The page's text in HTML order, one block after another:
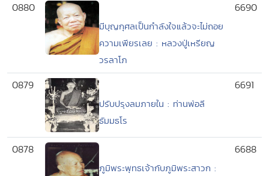
0880
มีบุญกุศลเป็นกำลังใจแล้วจะไม่ถอย
ความเพียรเลย : หลวงปู่เหรียญ
วรลาโภ
6690
0879
ปรับปรุงลมภายใน : ท่านพ่อลี
ธัมมธโร
6691
0878
ภูมิพระพุทธเจ้ากับภูมิพระสาวก :
6688